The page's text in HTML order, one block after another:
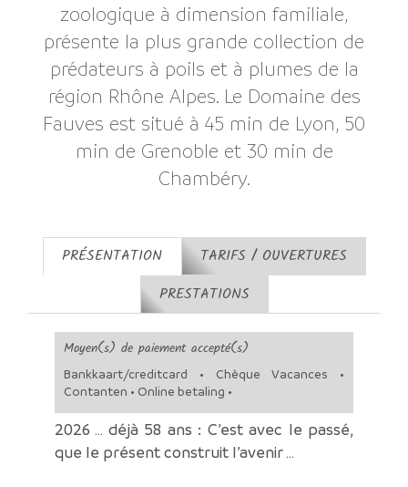
zoologique à dimension familiale,
présente la plus grande collection de
prédateurs à poils et à plumes de la
région Rhône Alpes. Le Domaine des
Fauves est situé à 45 min de Lyon, 50
min de Grenoble et 30 min de
Chambéry.
PRÉSENTATION
TARIFS / OUVERTURES
PRESTATIONS
Moyen(s) de paiement accepté(s)
Bankkaart/creditcard • Chèque Vacances •
Contanten • Online betaling •
2026 … déjà 58 ans : C’est avec le passé,
que le présent construit l’avenir …